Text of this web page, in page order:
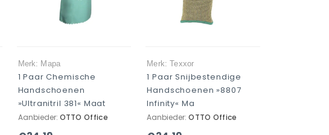
Merk: Mapa
1 Paar Chemische
Handschoenen
»Ultranitril 381« Maat
Aanbieder: OTTO Office
Merk: Texxor
1 Paar Snijbestendige
Handschoenen »8807
Infinity« Ma
Aanbieder:OTTO Office